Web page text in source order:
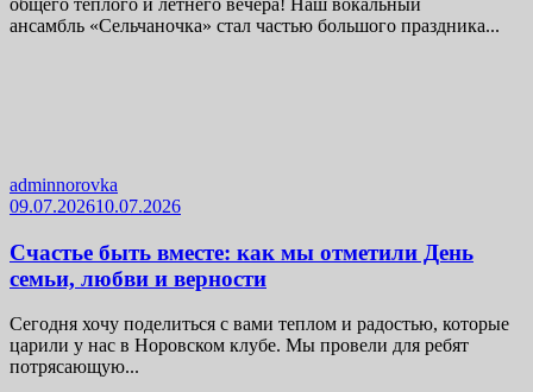
общего тёплого и летнего вечера! Наш вокальный
ансамбль «Сельчаночка» стал частью большого праздника...
adminnorovka
09.07.202610.07.2026
Счастье быть вместе: как мы отметили День
семьи, любви и верности
Сегодня хочу поделиться с вами теплом и радостью, которые
царили у нас в Норовском клубе. Мы провели для ребят
потрясающую...